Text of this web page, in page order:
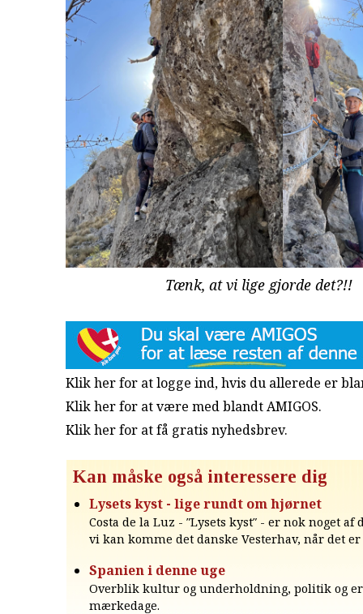
Tænk, at vi lige gjorde det?!!
Klik her for at logge ind, hvis du allerede er
Klik her for at være med blandt AMIGOS.
Klik her for at få gratis nyhedsbrev.
Kan måske også interessere dig
Lysets kyst - lige rundt om hjørnet
Costa de la Luz - ″Lysets kyst″ - er nok noget
vi kan komme det danske Vesterhav, når det er
Spanien i denne uge
Overblik kultur og underholdning, politik og
mærkedage.